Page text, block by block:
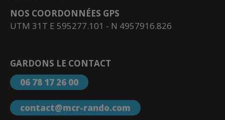
NOS COORDONNÉES GPS
UTM 31T E 595277.101 - N 4957916.826
GARDONS LE CONTACT
06 78 17 26 00
contact@mcr-rando.com